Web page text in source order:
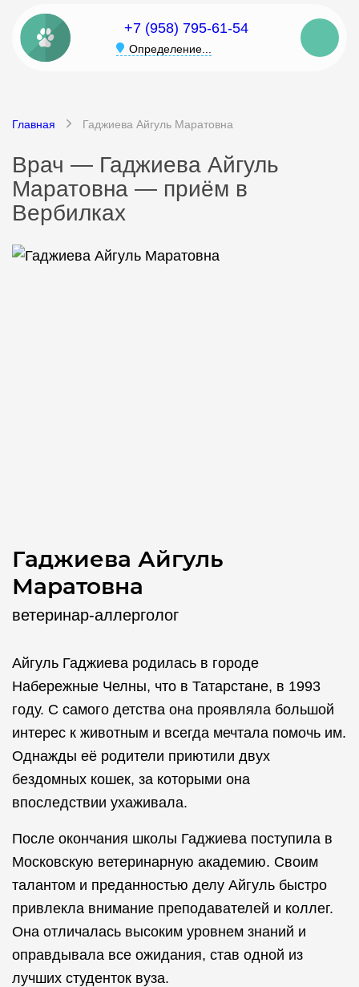
+7 (958) 795-61-54
Определение...
Главная Гаджиева Айгуль Маратовна
Врач — Гаджиева Айгуль
Маратовна — приём в
Вербилках
Гаджиева Айгуль
Маратовна
ветеринар-аллерголог
Айгуль Гаджиева родилась в городе
Набережные Челны, что в Татарстане, в 1993
году. С самого детства она проявляла большой
интерес к животным и всегда мечтала помочь им.
Однажды её родители приютили двух
бездомных кошек, за которыми она
впоследствии ухаживала.
После окончания школы Гаджиева поступила в
Московскую ветеринарную академию. Своим
талантом и преданностью делу Айгуль быстро
привлекла внимание преподавателей и коллег.
Она отличалась высоким уровнем знаний и
оправдывала все ожидания, став одной из
лучших студенток вуза.